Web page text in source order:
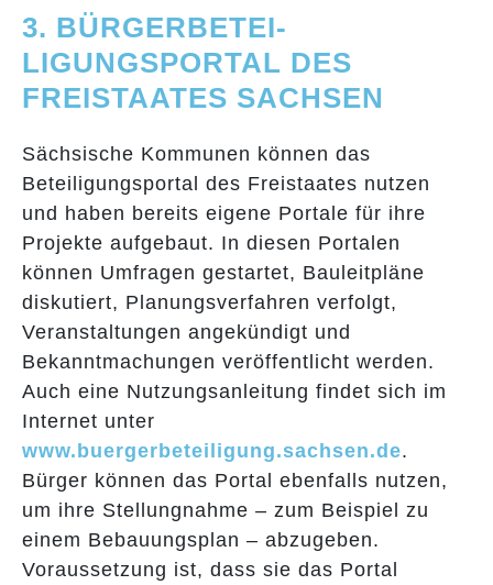
3. BÜRGERBETEI­
LIGUNGSPORTAL DES
FREISTAATES SACHSEN
Sächsische Kommunen können das
Beteiligungsportal des Freistaates nutzen
und haben bereits eigene Portale für ihre
Projekte aufgebaut. In diesen Portalen
können Umfragen gestartet, Bauleitpläne
diskutiert, Planungsverfahren verfolgt,
Veranstaltungen angekündigt und
Bekanntmachungen veröffentlicht werden.
Auch eine Nutzungsanleitung findet sich im
Internet unter
www.buergerbeteiligung.sachsen.de.
Bürger können das Portal ebenfalls nutzen,
um ihre Stellungnahme – zum Beispiel zu
einem Bebauungsplan – abzugeben.
Voraussetzung ist, dass sie das Portal